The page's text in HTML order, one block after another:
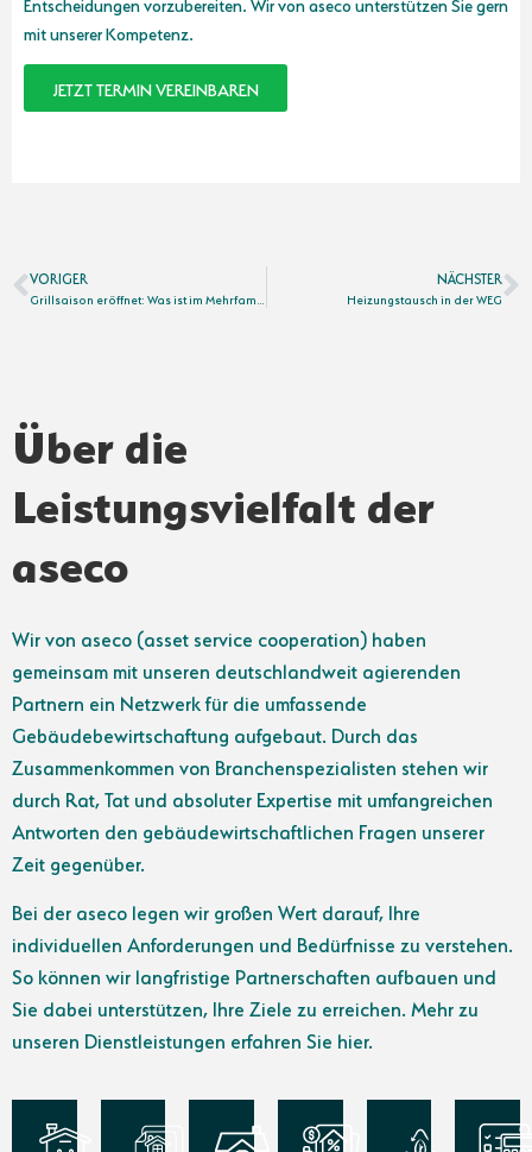
mit unserer Kompetenz.
JETZT TERMIN VEREINBAREN
VORIGER NÄCHSTER
Heizungstausch in der WEG
Über die
Leistungsvielfalt der
aseco
Wir von aseco (asset service cooperation) haben
gemeinsam mit unseren deutschlandweit agierenden
Partnern ein Netzwerk für die umfassende
Gebäudebewirtschaftung aufgebaut. Durch das
Zusammenkommen von Branchenspezialisten stehen wir
durch Rat, Tat und absoluter Expertise mit umfangreichen
Antworten den gebäudewirtschaftlichen Fragen unserer
Zeit gegenüber.
Bei der aseco legen wir großen Wert darauf, Ihre
individuellen Anforderungen und Bedürfnisse zu verstehen.
So können wir langfristige Partnerschaften aufbauen und
Sie dabei unterstützen, Ihre Ziele zu erreichen. Mehr zu
unseren Dienstleistungen erfahren Sie hier.